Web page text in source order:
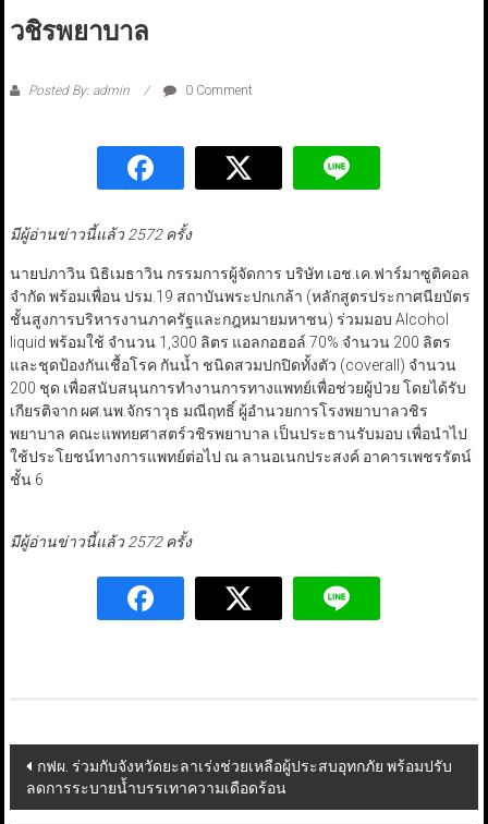
วชิรพยาบาล
Posted By: admin 0 Comment
มีผู้อ่านข่าวนี้แล้ว 2572 ครั้ง
นายปภาวิน นิธิเมธาวิน กรรมการผู้จัดการ บริษัท เอช.เค.ฟาร์มาซูติคอล
จำกัด พร้อมเพื่อน ปรม.19 สถาบันพระปกเกล้า (หลักสูตรประกาศนียบัตร
ชั้นสูงการบริหารงานภาครัฐและกฎหมายมหาชน) ร่วมมอบ Alcohol
liquid พร้อมใช้ จำนวน 1,300 ลิตร แอลกอฮอล์ 70% จำนวน 200 ลิตร
และชุดป้องกันเชื้อโรค กันน้ำ ชนิดสวมปกปิดทั้งตัว (coverall) จำนวน
200 ชุด เพื่อสนับสนุนการทำงานการทางแพทย์เพื่อช่วยผู้ป่วย โดยได้รับ
เกียรติจาก ผศ.นพ.จักราวุธ มณีฤทธิ์ ผู้อำนวยการโรงพยาบาลวชิร
พยาบาล คณะแพทยศาสตร์วชิรพยาบาล เป็นประธานรับมอบ เพื่อนำไป
ใช้ประโยชน์ทางการแพทย์ต่อไป ณ ลานอเนกประสงค์ อาคารเพชรรัตน์
ชั้น 6
มีผู้อ่านข่าวนี้แล้ว 2572 ครั้ง
Post
navigation
กฟผ. ร่วมกับจังหวัดยะลาเร่งช่วยเหลือผู้ประสบอุทกภัย พร้อมปรับ
ลดการระบายน้ำบรรเทาความเดือดร้อน